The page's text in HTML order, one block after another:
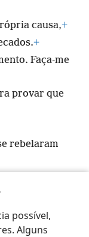
possível,
Alguns
causa,+
+
Faça-me
provar que
rebelaram